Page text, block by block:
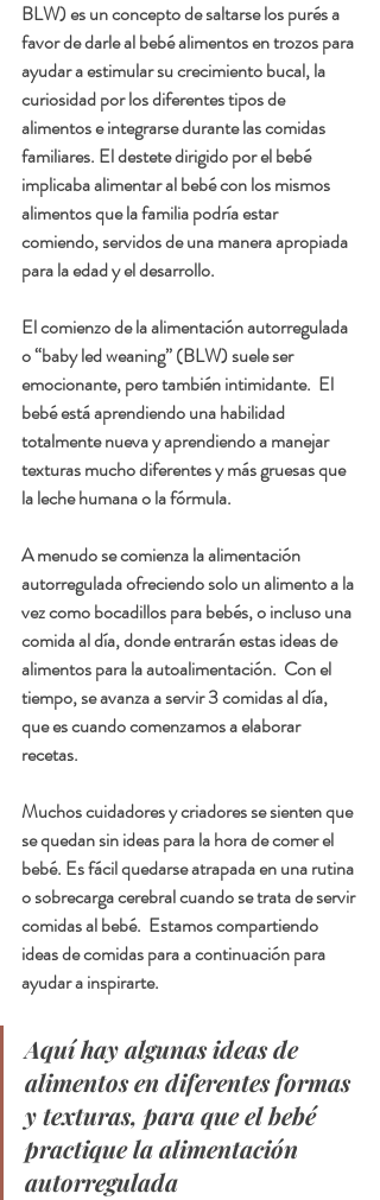
BLW) es un concepto de saltarse los purés a
favor de darle al bebé alimentos en trozos para
ayudar a estimular su crecimiento bucal, la
curiosidad por los diferentes tipos de
alimentos e integrarse durante las comidas
familiares. El destete dirigido por el bebé
implicaba alimentar al bebé con los mismos
alimentos que la familia podría estar
comiendo, servidos de una manera apropiada
para la edad y el desarrollo.
El comienzo de la alimentación autorregulada
o “baby led weaning” (BLW) suele ser
emocionante, pero también intimidante.  El
bebé está aprendiendo una habilidad
totalmente nueva y aprendiendo a manejar
texturas mucho diferentes y más gruesas que
la leche humana o la fórmula.
A menudo se comienza la alimentación
autorregulada ofreciendo solo un alimento a la
vez como bocadillos para bebés, o incluso una
comida al día, donde entrarán estas ideas de
alimentos para la autoalimentación.  Con el
tiempo, se avanza a servir 3 comidas al día,
que es cuando comenzamos a elaborar
recetas.
Muchos cuidadores y criadores se sienten que
se quedan sin ideas para la hora de comer el
bebé. Es fácil quedarse atrapada en una rutina
o sobrecarga cerebral cuando se trata de servir
comidas al bebé.  Estamos compartiendo
ideas de comidas para a continuación para
ayudar a inspirarte.
Aquí hay algunas ideas de
alimentos en diferentes formas
y texturas, para que el bebé
practique la alimentación
autorregulada